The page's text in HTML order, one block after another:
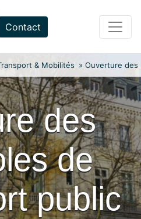
Contact
& Mobilités » Ouverture des
des
de
public